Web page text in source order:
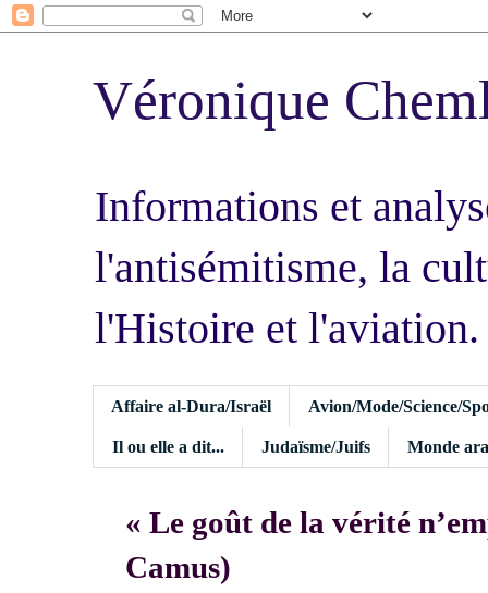
Véronique
Informations et
l'antisémitisme, la
l'Histoire et l'aviation.
Affaire al-Dura/Israël Avion/Mode/Science/
Il ou elle a dit... Judaïsme/Juifs Monde
« Le goût de la vérité
Camus)